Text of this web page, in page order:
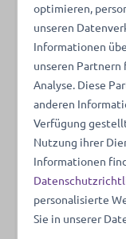
optimieren,
unseren
Informationen
unseren Partnern
Analyse. Diese
anderen
Verfügung
Nutzung ihrer
Informationen
personalisierte
Sie in unserer